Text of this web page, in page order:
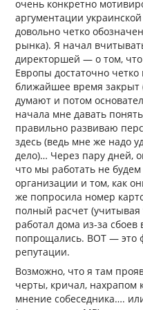
очень конкретно
аргументации
довольно четко
рынка). Я начал
директоршей — о том,
Европы достаточно
ближайшее время закрыт
думают и потом
начала мне давать
правильно развиваю
здесь (ведь мне же надо
дело)… Через пару дней,
что мы работать не
организации и том, как
же попросила номер
полный расчет (учитывая
работал дома из-за
попрощались. ВОТ — это
репутации.
Возможно, что я там
черты, кричал, нахрапом
мнение собеседника….